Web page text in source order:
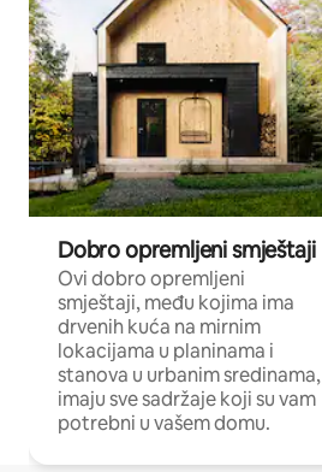
Dobro opremljeni smještaji
Ovi dobro opremljeni
smještaji, među kojima ima
drvenih kuća na mirnim
lokacijama u planinama i
stanova u urbanim sredinama,
imaju sve sadržaje koji su vam
potrebni u vašem domu.